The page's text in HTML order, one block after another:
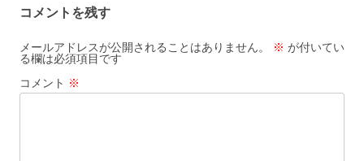
ゲ
ー
シ
ョ
コメントを残す
メールアドレスが公開されることはありません。 ※ が付いてい
る欄は必須項目です
コメント ※